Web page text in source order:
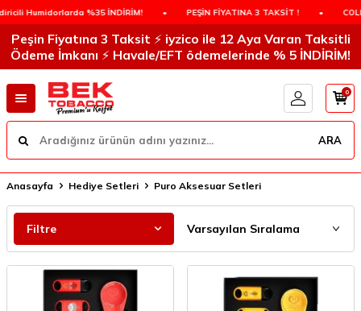
%35 İNDİRİM! • PEŞİN FİYATINA 3 TAKSİT ! • COLIBRI Humidorlarda
Peşin Fiyatına 3 Taksit ⚡️ iyzico ile 12 Aya Varan Taksitli
Ödeme İmkanı ⚡️ Havale/EFT ödemelerinde % 5 İNDİRİM!
ARA
0
Anasayfa Hediye Setleri Puro Aksesuar Setleri
Filtre